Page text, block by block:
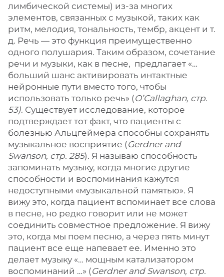
лимбической системы) из-за многих
элементов, связанных с музыкой, таких как
ритм, мелодия, тональность, тембр, акцент и т.
д. Речь — это функция преимущественно
одного полушария. Таким образом, сочетание
речи и музыки, как в песне, предлагает «…
больший шанс активировать интактные
нейронные пути вместо того, чтобы
использовать только речь» (O’Callaghan, стр.
53). Существует исследование, которое
подтверждает тот факт, что пациенты с
болезнью Альцгеймера способны сохранять
музыкальное восприятие (Gerdner and
Swanson, стр. 285). Я называю способность
запоминать музыку, когда многие другие
способности и воспоминания кажутся
недоступными «музыкальной памятью». Я
вижу это, когда пациент вспоминает все слова
в песне, но редко говорит или не может
соединить совместное предложение. Я вижу
это, когда мы поем песню, а через пять минут
пациент все еще напевает ее. Именно это
делает музыку «… мощным катализатором
воспоминаний …» (Gerdner and Swanson, стр.